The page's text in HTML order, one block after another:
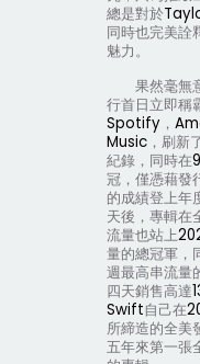
總是對於
同時也完美詮
魅力。
果然毫無
行首日立即稱
Spotify，
Music，刷新
紀錄，同時在
冠，僅憑藉發
的成績登上年
天後，專輯在
流量也站上
量的總冠軍，
週最高串流量
四天銷售高達
Swift自己在
所締造的全美
五年來第一張